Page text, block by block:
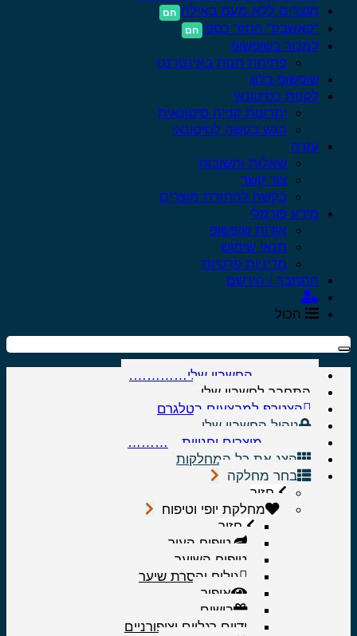
מוצרים ללא מעמ באילת
“קאשבק” החזר כספי
למכור בשופשופ
פתיחת חנות באינטרנט
שופשופ בלוג
לקנות כסיטונאי
יתרונות קנייה סיטונאית
הגש בקשה לסיטונאי
עזרה
שאלות ותשובות
צור קשר
בקשה להחזרת מוצרים
מידע פורמלי
אודות שופשופ
תנאי שימוש
מדיניות פרטיות
התחבר / הירשם
הכול
………….החשבון שלי………….
התחבר לחשבון שלי
הצטרף למבצעים בטלגרם
ניהול החשבון שלי
………..מוצרים וחנויות…………
הצג את כל המחלקות
בחר מחלקה
חזור
מחלקת יופי וטיפוח
חזור
טיפוח העור
טיפוח השיער
גילוח והסרת שיער
איפור
בישום
ידיים רגליים וציפורניים